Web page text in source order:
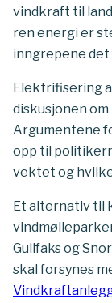
vindkraft til
ren energi er
inngrepene
Elektrifisering
diskusjonen
Argumentene
opp til
vektet og
Et alternativ til
Gullfaks og
skal forsynes